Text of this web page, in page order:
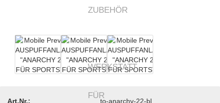
Art.Nr.:
to-anarchy-22-bl